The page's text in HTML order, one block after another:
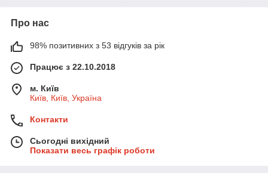
Про нас
98% позитивних з 53 відгуків за рік
Працює з 22.10.2018
м. Київ
Київ, Київ, Україна
Контакти
Сьогодні вихідний
Показати весь графік роботи